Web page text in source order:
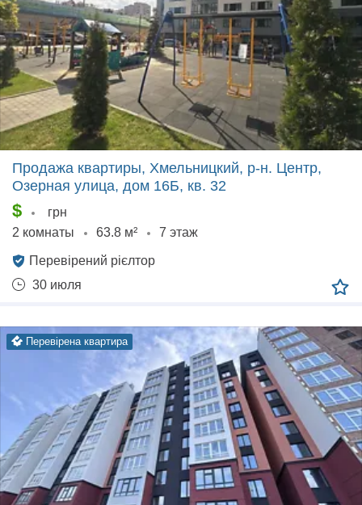
Продажа квартиры, Хмельницкий, р‑н. Центр,
Озерная улица, дом 16Б, кв. 32
$
грн
2 комнаты
63.8 м² 7 этаж
Перевірений рієлтор
30 июля
перевірена квартира